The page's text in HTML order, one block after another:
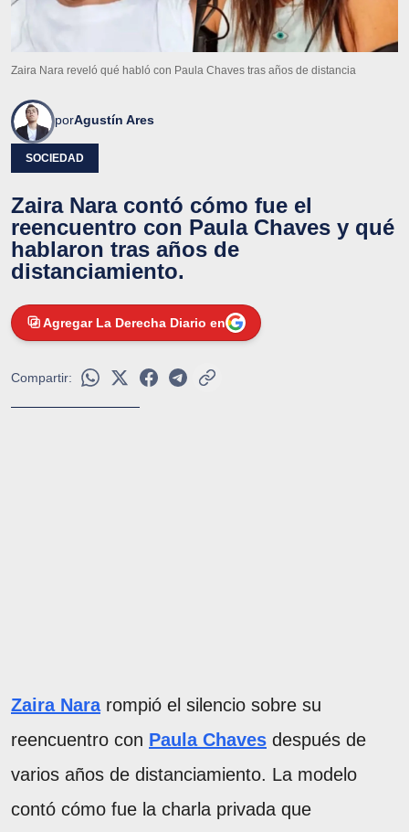
Zaira Nara reveló qué habló con Paula Chaves tras años de distancia
porAgustín Ares
SOCIEDAD
Zaira Nara contó cómo fue el
reencuentro con Paula Chaves y qué
hablaron tras años de
distanciamiento.
Agregar La Derecha Diario en
Compartir:
Zaira Nararompió el silencio sobre su
reencuentro con Paula Chaves después de
varios años de distanciamiento. La modelo
contó cómo fue la charla privada que